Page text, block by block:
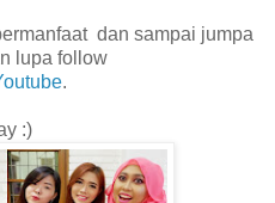
dan sampai jumpa
lupa follow
.
:)